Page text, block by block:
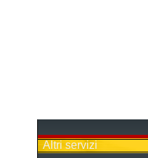
Altri servizi